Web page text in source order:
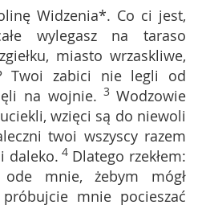
Widzenia*. Co ci jest,
wylegasz na taraso
miasto wrzaskliwe,
Twoi zabici nie legli od
na wojnie. 3 Wodzowie
wzięci są do niewoli
twoi wszyscy razem
daleko. 4 Dlatego rzekłem:
ode mnie, żebym mógł
mnie pocieszać